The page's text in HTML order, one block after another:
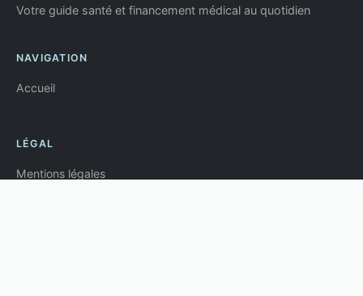
Votre guide santé et financement médical au quotidien
NAVIGATION
Accueil
LÉGAL
Mentions légales